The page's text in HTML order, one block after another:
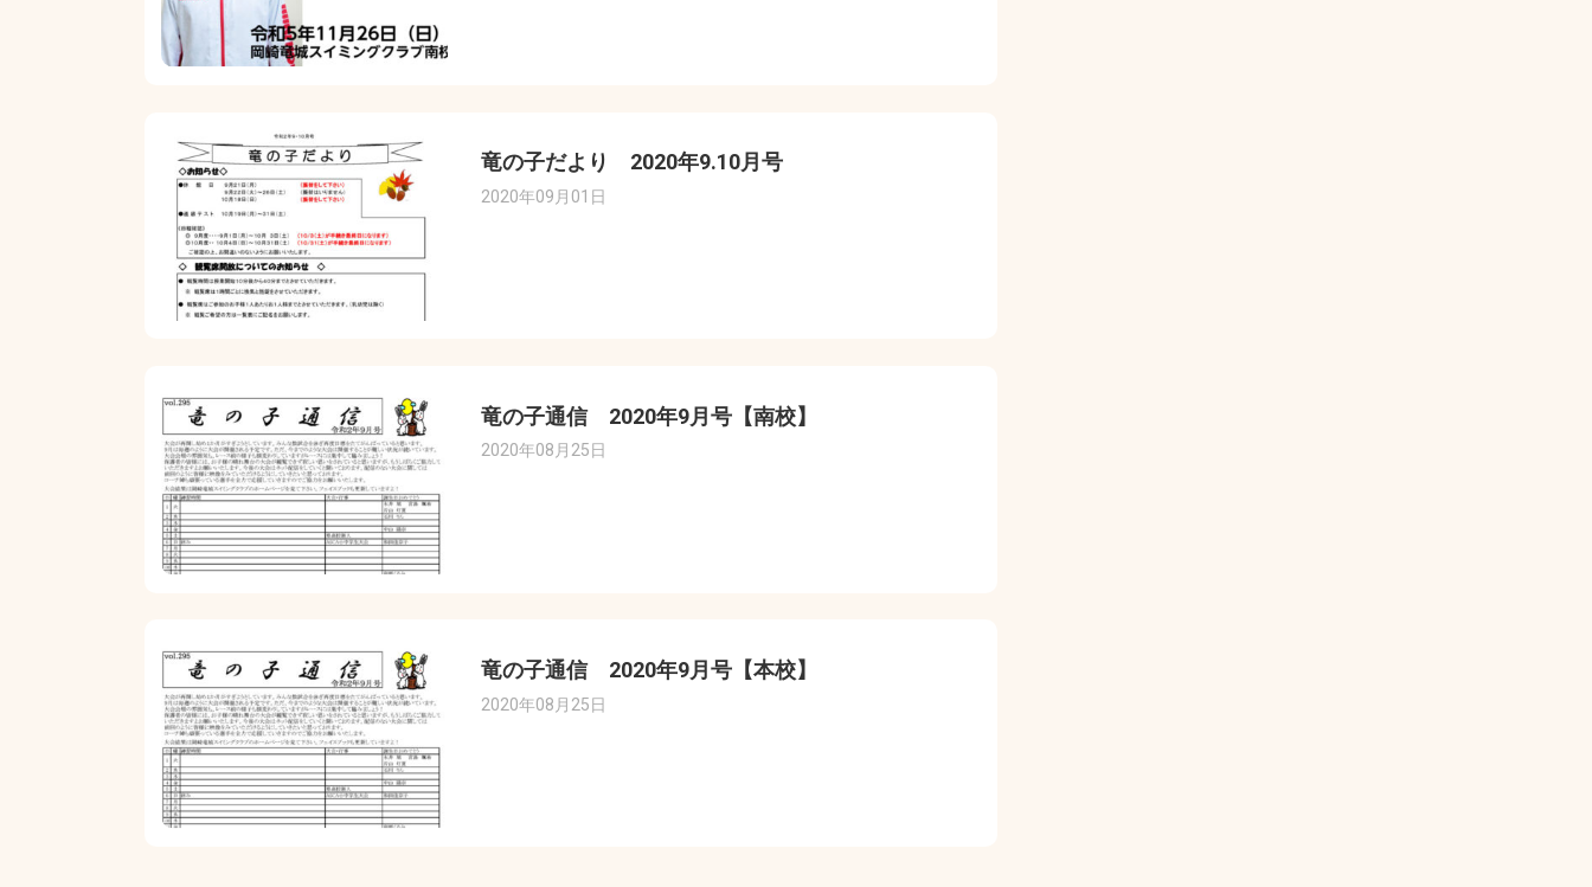
竜の子だより 2020年9.10月号
2020年09月01日
竜の子通信 2020年9月号【南校】
2020年08月25日
竜の子通信 2020年9月号【本校】
2020年08月25日